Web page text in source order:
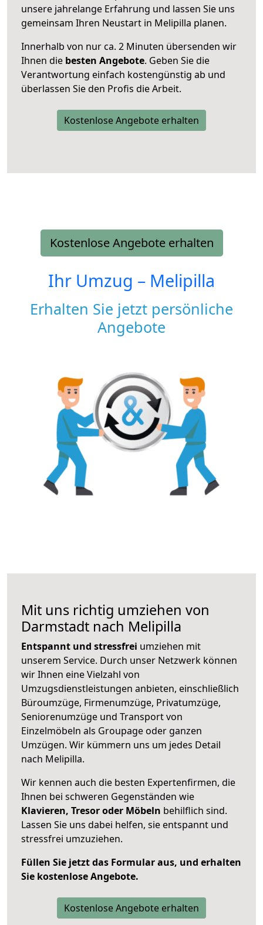
unsere jahrelange Erfahrung und lassen Sie uns
gemeinsam Ihren Neustart in Melipilla planen.
Innerhalb von nur ca. 2 Minuten übersenden wir
Ihnen die besten Angebote. Geben Sie die
Verantwortung einfach kostengünstig ab und
überlassen Sie den Profis die Arbeit.
Kostenlose Angebote erhalten
Kostenlose Angebote erhalten
Ihr Umzug – Melipilla
Erhalten Sie jetzt persönliche
Angebote
Mit uns richtig umziehen von
Darmstadt nach Melipilla
Entspannt und stressfrei umziehen mit
unserem Service. Durch unser Netzwerk können
wir Ihnen eine Vielzahl von
Umzugsdienstleistungen anbieten, einschließlich
Büroumzüge, Firmenumzüge, Privatumzüge,
Seniorenumzüge und Transport von
Einzelmöbeln als Groupage oder ganzen
Umzügen. Wir kümmern uns um jedes Detail
nach Melipilla.
Wir kennen auch die besten Expertenfirmen, die
Ihnen bei schweren Gegenständen wie
Klavieren, Tresor oder Möbeln behilflich sind.
Lassen Sie uns dabei helfen, sie entspannt und
stressfrei umzuziehen.
Füllen Sie jetzt das Formular aus, und erhalten
Sie kostenlose Angebote.
Kostenlose Angebote erhalten